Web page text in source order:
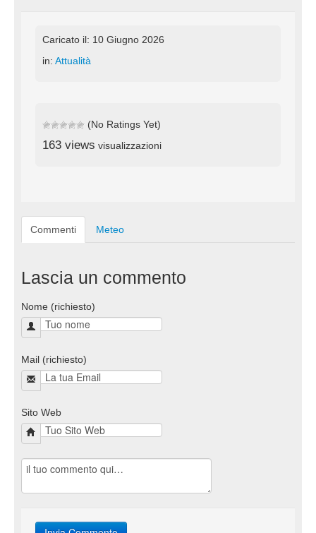
Caricato il: 10 Giugno 2026
in: Attualità
(No Ratings Yet)
163 views visualizzazioni
Commenti Meteo
Lascia un commento
Nome (richiesto)
Mail (richiesto)
Sito Web